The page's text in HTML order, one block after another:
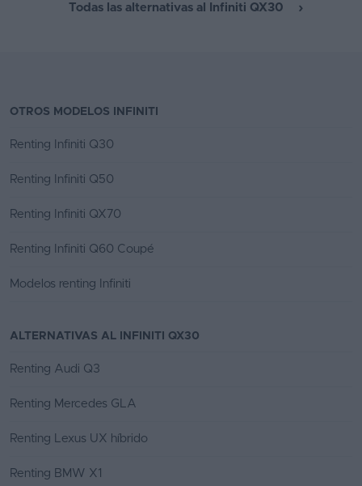
Todas las alternativas al Infiniti QX30
OTROS MODELOS INFINITI
Renting Infiniti Q30
Renting Infiniti Q50
Renting Infiniti QX70
Renting Infiniti Q60 Coupé
Modelos renting Infiniti
ALTERNATIVAS AL INFINITI QX30
Renting Audi Q3
Renting Mercedes GLA
Renting Lexus UX híbrido
Renting BMW X1